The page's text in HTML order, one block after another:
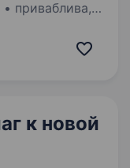
• приваблива,
вміти вільно
к новой